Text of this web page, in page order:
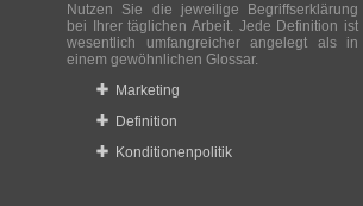
Nutzen Sie die jeweilige Begriffserklärung
bei Ihrer täglichen Arbeit. Jede Definition ist
wesentlich umfangreicher angelegt als in
einem gewöhnlichen Glossar.
Marketing
Definition
Konditionenpolitik